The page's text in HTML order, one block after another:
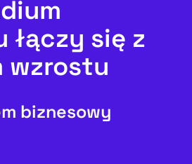
łączy się z
wzrostu
biznesowy